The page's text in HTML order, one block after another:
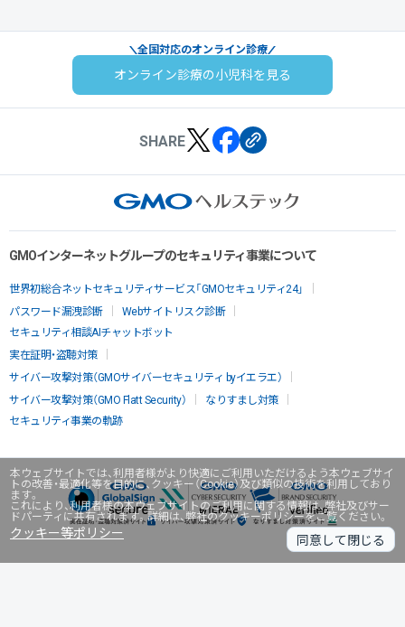
本ウェブサイトでは、利用者様がより快適にご利用いただけるよう本ウェブサイ
トの改善・最適化等を目的に、クッキー（Cookie）及び類似の技術を利用しており
ます。
これにより、利用者様の本ウェブサイトのご利用に関する情報は、弊社及びサー
ドパーティに共有されます。詳細は、弊社のクッキーポリシーをご覧ください。
クッキー等ポリシー 同意して閉じる
全国対応のオンライン診療
オンライン診療の小児科を見る
SHARE
GMOインターネットグループのセキュリティ事業について
世界初総合ネットセキュリティサービス「GMOセキュリティ24」
パスワード漏洩診断
Webサイトリスク診断
セキュリティ相談AIチャットボット
実在証明・盗聴対策
サイバー攻撃対策（GMOサイバーセキュリティ byイエラエ）
サイバー攻撃対策（GMO Flatt Security）
なりすまし対策
セキュリティ事業の軌跡